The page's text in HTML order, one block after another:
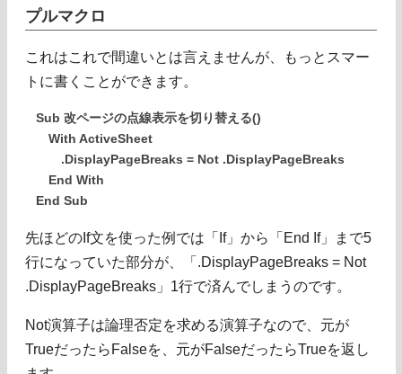
プルマクロ
これはこれで間違いとは言えませんが、もっとスマー
トに書くことができます。
Sub 改ページの点線表示を切り替える()
With ActiveSheet
.DisplayPageBreaks = Not .DisplayPageBreaks
End With
End Sub
先ほどのIf文を使った例では「If」から「End If」まで5
行になっていた部分が、「.DisplayPageBreaks = Not
.DisplayPageBreaks」1行で済んでしまうのです。
Not演算子は論理否定を求める演算子なので、元が
TrueだったらFalseを、元がFalseだったらTrueを返し